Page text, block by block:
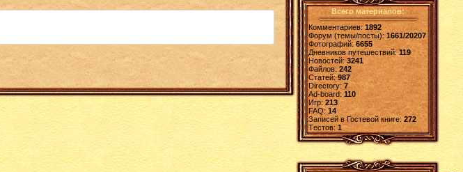
Всего материалов:
Комментариев: 1892
Форум (темы/посты):1661/20207
Фотографий:6655
Дневников путешествий:119
Новостей:3241
Файлов: 242
Статей:987
Directory: 7
Ad-board:110
Игр: 213
FAQ:14
Записей в Гостевой книге:272
Tестов: 1